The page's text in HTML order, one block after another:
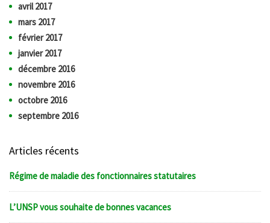
avril 2017
mars 2017
février 2017
janvier 2017
décembre 2016
novembre 2016
octobre 2016
septembre 2016
Articles récents
Régime de maladie des fonctionnaires statutaires
L’UNSP vous souhaite de bonnes vacances